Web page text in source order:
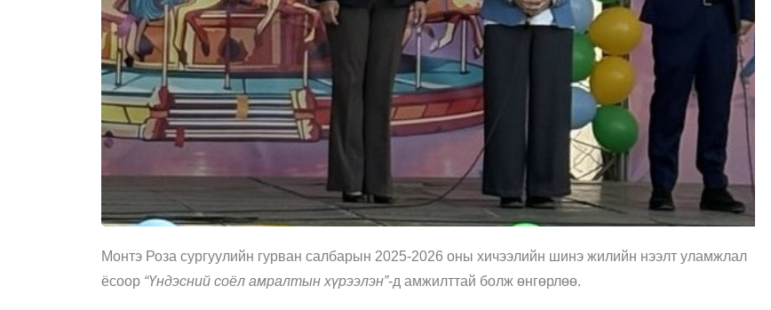
Монтэ Роза сургуулийн гурван салбарын 2025-2026 оны хичээлийн шинэ жилийн нээлт уламжлал
ёсоор “Үндэсний соёл амралтын хүрээлэн”-д амжилттай болж өнгөрлөө.